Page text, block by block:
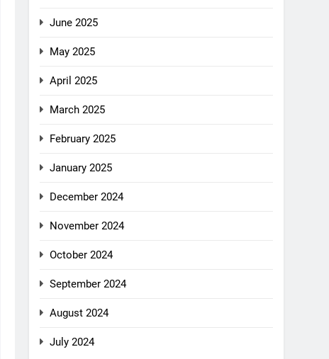
June 2025
May 2025
April 2025
March 2025
February 2025
January 2025
December 2024
November 2024
October 2024
September 2024
August 2024
July 2024